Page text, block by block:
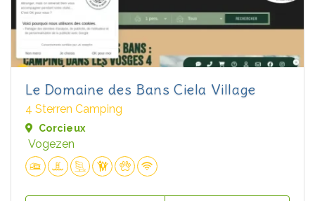
Le Domaine des Bans Ciela Village
4 Sterren Camping
Corcieux
Vogezen